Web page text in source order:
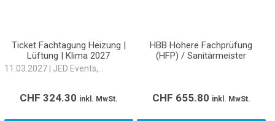
Ticket Fachtagung Heizung |
Lüftung | Klima 2027
11.03.2027 | JED Events,
CHF 324.30 inkl. MwSt.
HBB Höhere Fachprüfung
(HFP) / Sanitärmeister
CHF 655.80 inkl. MwSt.